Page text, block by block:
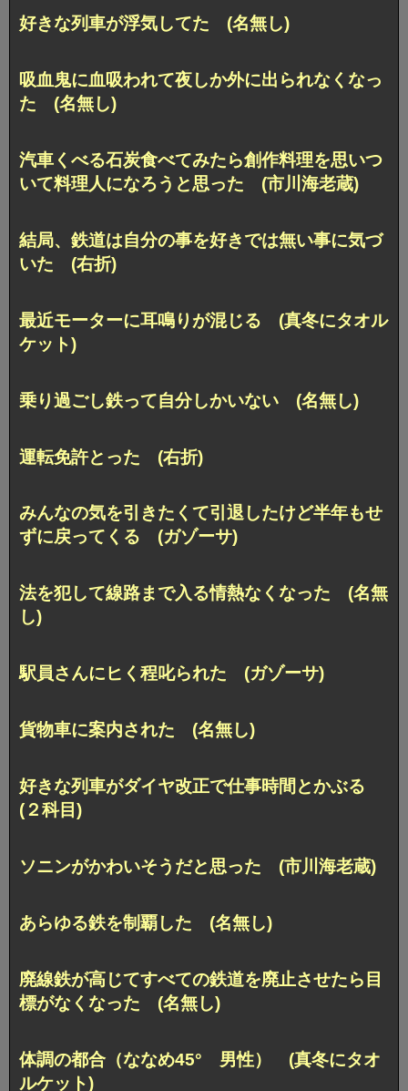
好きな列車が浮気してた (名無し)
吸血鬼に血吸われて夜しか外に出られなくなっ
た (名無し)
汽車くべる石炭食べてみたら創作料理を思いつ
いて料理人になろうと思った (市川海老蔵)
結局、鉄道は自分の事を好きでは無い事に気づ
いた (右折)
最近モーターに耳鳴りが混じる (真冬にタオル
ケット)
乗り過ごし鉄って自分しかいない (名無し)
運転免許とった (右折)
みんなの気を引きたくて引退したけど半年もせ
ずに戻ってくる (ガゾーサ)
法を犯して線路まで入る情熱なくなった (名無
し)
駅員さんにヒく程叱られた (ガゾーサ)
貨物車に案内された (名無し)
好きな列車がダイヤ改正で仕事時間とかぶる
(２科目)
ソニンがかわいそうだと思った (市川海老蔵)
あらゆる鉄を制覇した (名無し)
廃線鉄が高じてすべての鉄道を廃止させたら目
標がなくなった (名無し)
体調の都合（ななめ45° 男性） (真冬にタオ
ルケット)